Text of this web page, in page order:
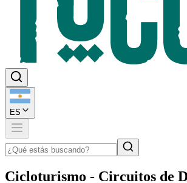
ES
Cicloturismo - Circuitos de